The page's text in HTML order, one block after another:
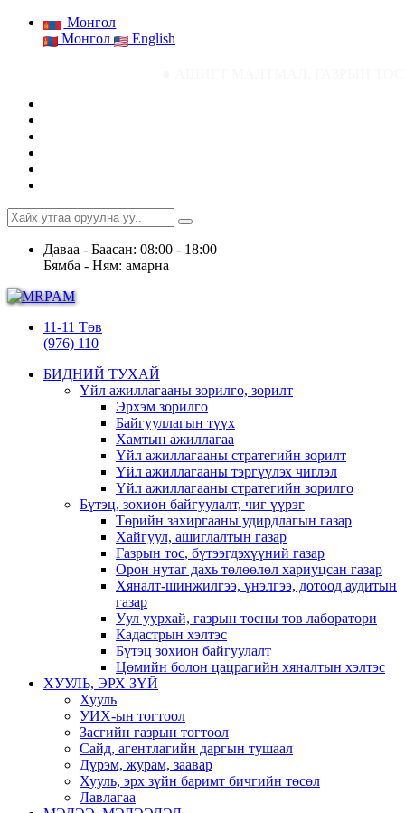
Монгол
Монгол
English
Даваа - Баасан: 08:00 - 18:00
Бямба - Ням: амарна
11-11 Төв
(976) 110
БИДНИЙ ТУХАЙ
Үйл ажиллагааны зорилго, зорилт
Эрхэм зорилго
Байгууллагын түүх
Хамтын ажиллагаа
Үйл ажиллагааны стратегийн зорилт
Үйл ажиллагааны тэргүүлэх чиглэл
Үйл ажиллагааны стратегийн зорилго
Бүтэц, зохион байгуулалт, чиг үүрэг
Төрийн захиргааны удирдлагын газар
Хайгуул, ашиглалтын газар
Газрын тос, бүтээгдэхүүний газар
Орон нутаг дахь төлөөлөл хариуцсан газар
Хяналт-шинжилгээ, үнэлгээ, дотоод аудитын
газар
Уул уурхай, газрын тосны төв лаборатори
Кадастрын хэлтэс
Бүтэц зохион байгуулалт
Цөмийн болон цацрагийн хяналтын хэлтэс
ХУУЛЬ, ЭРХ ЗҮЙ
Хууль
УИХ-ын тогтоол
Засгийн газрын тогтоол
Сайд, агентлагийн даргын тушаал
Дүрэм, журам, заавар
Хууль, эрх зүйн баримт бичгийн төсөл
Лавлагаа